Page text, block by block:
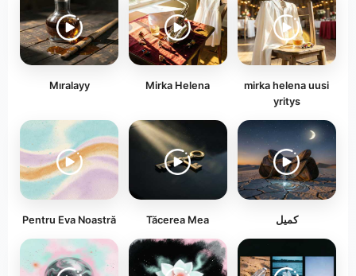
Mıralayy Mirka Helena
mirka helena uusi
yritys
Pentru Eva Noastră Tăcerea Mea كميل